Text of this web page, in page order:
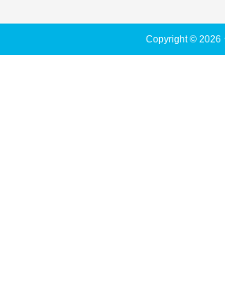
Copyright © 2026